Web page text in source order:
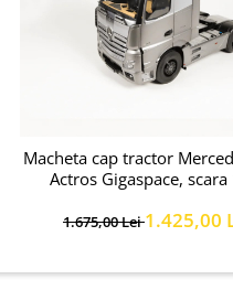
Macheta cap tractor
Actros Gigaspace, scara
1.675,00 Lei1.425,00